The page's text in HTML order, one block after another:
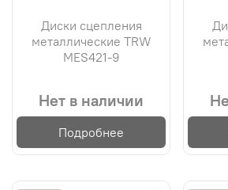
Диски сцепления
металлические TRW
MES421-9
Нет в наличии
Подробнее